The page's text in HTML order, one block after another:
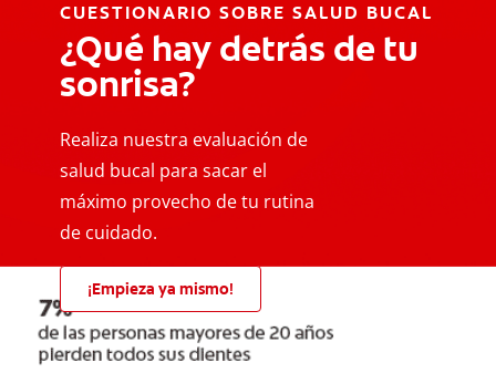
CUESTIONARIO SOBRE SALUD BUCAL
¿Qué hay detrás de tu
sonrisa?
Realiza nuestra evaluación de
salud bucal para sacar el
máximo provecho de tu rutina
de cuidado.
¡Empieza ya mismo!